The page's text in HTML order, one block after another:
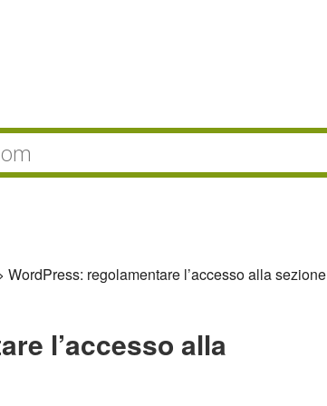
WordPress: regolamentare l’accesso alla sezione
l’accesso alla